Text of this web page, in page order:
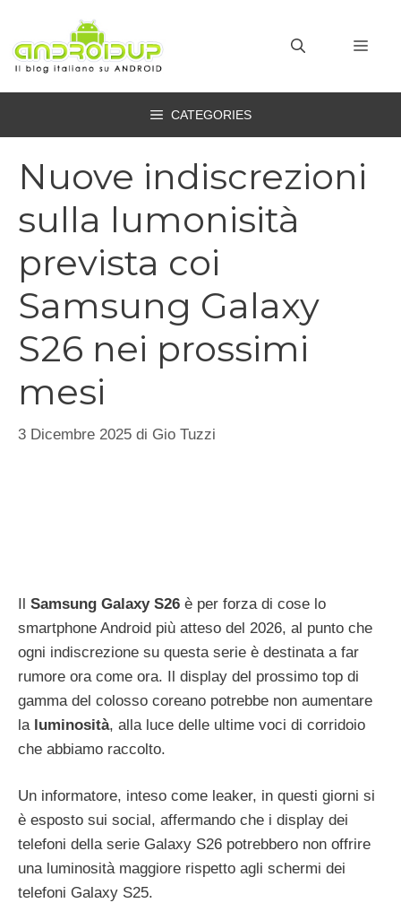
contenuto
CATEGORIES
Nuove indiscrezioni
sulla lumonisità
prevista coi
Samsung Galaxy
S26 nei prossimi
mesi
3 Dicembre 2025 di Gio Tuzzi
Il Samsung Galaxy S26 è per forza di cose lo
smartphone Android più atteso del 2026, al punto che
ogni indiscrezione su questa serie è destinata a far
rumore ora come ora. Il display del prossimo top di
gamma del colosso coreano potrebbe non aumentare
la luminosità, alla luce delle ultime voci di corridoio
che abbiamo raccolto.
Un informatore, inteso come leaker, in questi giorni si
è esposto sui social, affermando che i display dei
telefoni della serie Galaxy S26 potrebbero non offrire
una luminosità maggiore rispetto agli schermi dei
telefoni Galaxy S25.